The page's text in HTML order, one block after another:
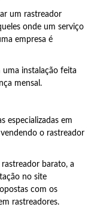
um rastreador
onde um serviço
empresa é
uma instalação feita
mensal.
especializadas em
o rastreador
barato, a
no site
com os
rastreadores.